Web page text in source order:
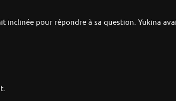
inclinée pour répondre à sa question. Yukina